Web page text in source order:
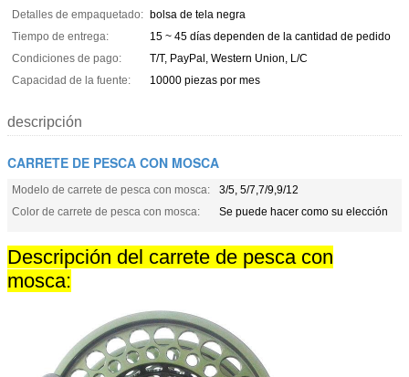
Detalles de empaquetado: bolsa de tela negra
Tiempo de entrega:
15 ~ 45 días dependen de la cantidad de pedido
Condiciones de pago:
T/T, PayPal, Western Union, L/C
Capacidad de la fuente:
10000 piezas por mes
descripción
CARRETE DE PESCA CON MOSCA
Modelo de carrete de pesca con mosca:
3/5, 5/7,7/9,9/12
Color de carrete de pesca con mosca:
Se puede hacer como su elección
Descripción del carrete de pesca con
mosca: